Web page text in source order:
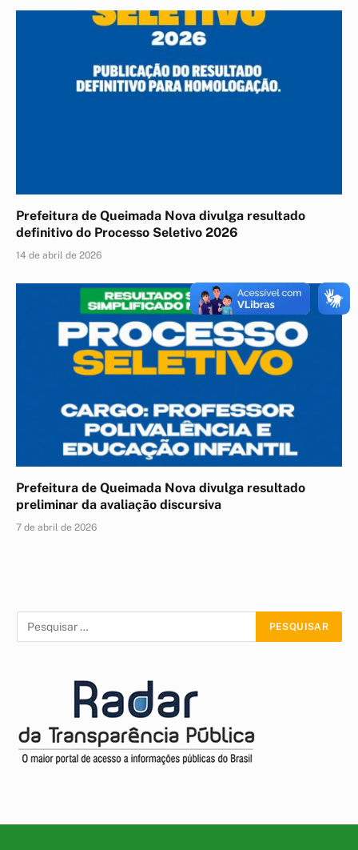
Prefeitura de Queimada Nova divulga resultado
definitivo do Processo Seletivo 2026
14 de abril de 2026
Prefeitura de Queimada Nova divulga resultado
preliminar da avaliação discursiva
7 de abril de 2026